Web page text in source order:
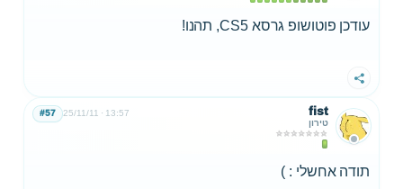
עודכן פוטושופ גרסא CS5, תהנו!
שתף
fist
טירון
25/11/11 13:57
#57
תודה אחשלי : )